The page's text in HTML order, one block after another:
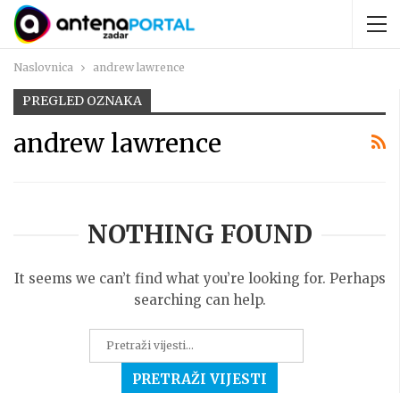
Naslovnica andrew lawrence
PREGLED OZNAKA
andrew lawrence
NOTHING FOUND
It seems we can’t find what you’re looking for. Perhaps
searching can help.